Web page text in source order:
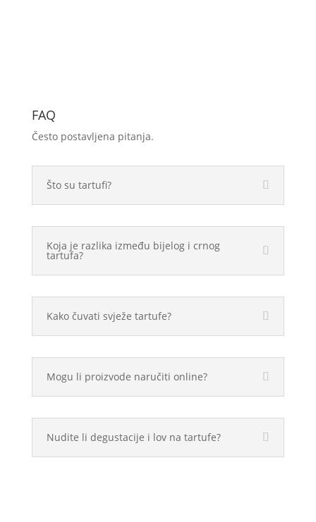
FAQ
Često postavljena pitanja.
Što su tartufi?
Koja je razlika između bijelog i crnog
tartufa?
Kako čuvati svježe tartufe?
Mogu li proizvode naručiti online?
Nudite li degustacije i lov na tartufe?